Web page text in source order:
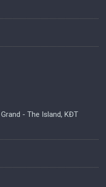
- The Island, KĐT